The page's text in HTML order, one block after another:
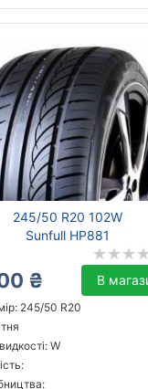
245/50 R20 102W
Sunfull HP881
₴ В
245/50 R20
W